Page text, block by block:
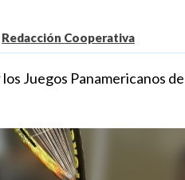
Redacción Cooperativa
Juegos Panamericanos de